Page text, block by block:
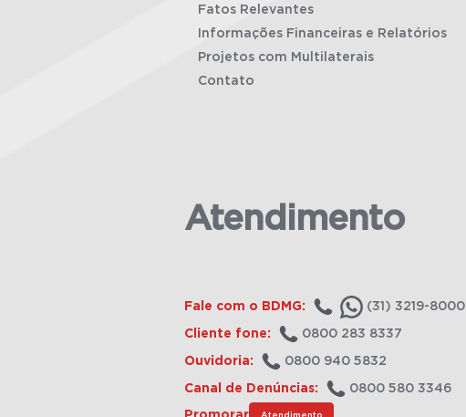
Fatos Relevantes
Informações Financeiras e Relatórios
Projetos com Multilaterais
Contato
Atendimento
Fale com o BDMG: (31) 3219-8000
Cliente fone: 0800 283 8337
Ouvidoria: 0800 940 5832
Canal de Denúncias: 0800 580 3346
Atendimento